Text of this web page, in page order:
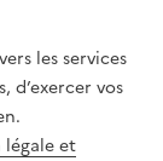
les services
vos
et